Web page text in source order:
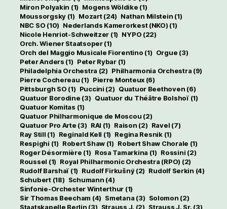
Miron Polyakin (1) Mogens Wöldike (1)
Moussorgsky(1) Mozart(24) Nathan Milstein (1)
NBC SO (10) Nederlands Kamerorkest (NKO) (1)
Nicole Henriot-Schweitzer (1) NYPO (22)
Orch. Wiener Staatsoper(1)
Orch del Maggio Musicale Fiorentino (1) Orgue (3)
Peter Anders (1) Peter Rybar(1)
Philadelphia Orchestra (2) Philharmonia Orchestra (9)
Pierre Cochereau (1) Pierre Monteux (6)
Pittsburgh SO (1) Puccini (2) Quatuor Beethoven (6)
Quatuor Borodine (3) Quatuor du Théâtre Bolshoï(1)
Quatuor Komitas (1)
Quatuor Philharmonique de Moscou (2)
Quatuor Pro Arte (3) RAI (1) Raison (2) Ravel (7)
Ray Still (1) Reginald Kell (1) Regina Resnik(1)
Respighi (1) Robert Shaw(1) Robert Shaw Chorale (1)
Roger Désormière (1) Rosa Tamarkina (1) Rossini (2)
Roussel (1) Royal Philharmonic Orchestra (RPO) (2)
Rudolf Barshaï (1) Rudolf Firkušný(2) Rudolf Serkin (4)
Schubert(18) Schumann (4)
Sinfonie-Orchester Winterthur (1)
Sir Thomas Beecham (4) Smetana (3) Solomon (2)
Staatskapelle Berlin (3) Strauss J. (2) Strauss J. Sr. (3)